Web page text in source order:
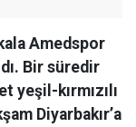
Amedspor
Bir süredir
yeşil-kırmızılı
Diyarbakır’a